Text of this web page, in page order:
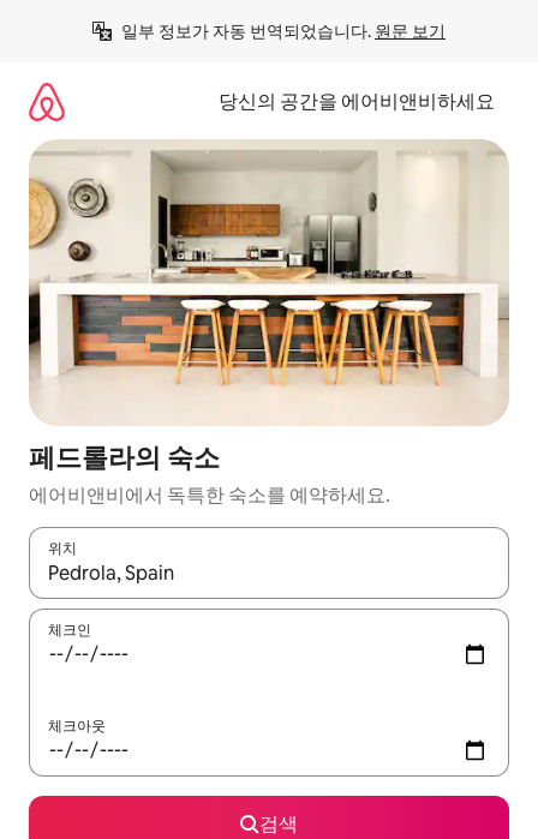
일부 정보가 자동 번역되었습니다. 원문 보기
당신의 공간을 에어비앤비하세요
페드롤라의 숙소
에어비앤비에서 독특한 숙소를 예약하세요.
위치
결과가 나오면 위·아래 화살표 키를 사용하거나 터치 또는 스와이
체크인
체크아웃
검색